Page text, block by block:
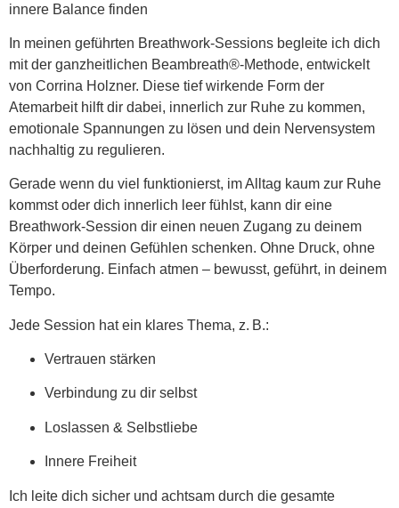
innere Balance finden
In meinen geführten Breathwork-Sessions begleite ich dich
mit der ganzheitlichen Beambreath®-Methode, entwickelt
von Corrina Holzner. Diese tief wirkende Form der
Atemarbeit hilft dir dabei, innerlich zur Ruhe zu kommen,
emotionale Spannungen zu lösen und dein Nervensystem
nachhaltig zu regulieren.
Gerade wenn du viel funktionierst, im Alltag kaum zur Ruhe
kommst oder dich innerlich leer fühlst, kann dir eine
Breathwork-Session dir einen neuen Zugang zu deinem
Körper und deinen Gefühlen schenken. Ohne Druck, ohne
Überforderung. Einfach atmen – bewusst, geführt, in deinem
Tempo.
Jede Session hat ein klares Thema, z. B.:
Vertrauen stärken
Verbindung zu dir selbst
Loslassen & Selbstliebe
Innere Freiheit
Ich leite dich sicher und achtsam durch die gesamte